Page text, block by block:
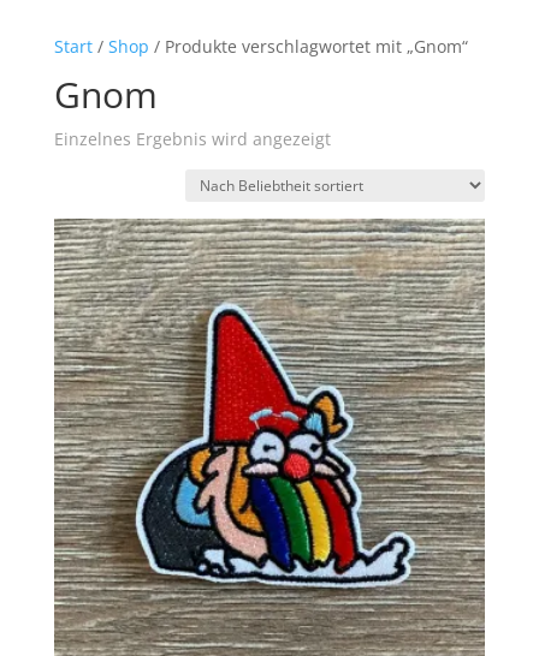
Start/ Shop / Produkte verschlagwortet mit „Gnom“
Gnom
Einzelnes Ergebnis wird angezeigt